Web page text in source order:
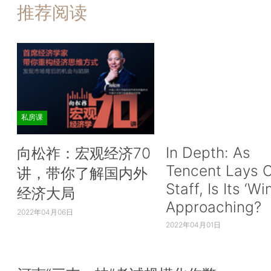
推荐阅读
私房课
向松祚：宏观经济70
讲，带你了解国内外
经济大局
2022年04月06日
In Depth: As
Tencent Lays
Staff, Is Its
Approaching?
2022年04月01日